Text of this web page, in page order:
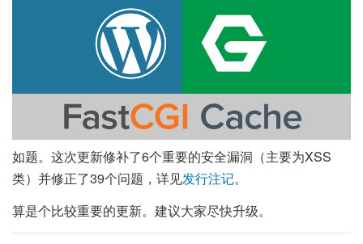
如题。这次更新修补了6个重要的安全漏洞（主要为XSS
类）并修正了39个问题，详见发行注记。
算是个比较重要的更新。建议大家尽快升级。